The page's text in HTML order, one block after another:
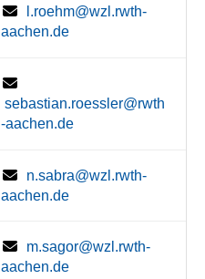
l.roehm@wzl.rwth-
aachen.de
sebastian.roessler@rwth
-aachen.de
n.sabra@wzl.rwth-
aachen.de
m.sagor@wzl.rwth-
aachen.de